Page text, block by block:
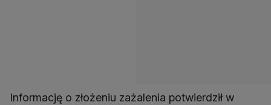
Informację o złożeniu zażalenia potwierdził w